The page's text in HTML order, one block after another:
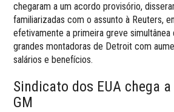
chegaram a um acordo provisório,
familiarizadas com o assunto à Reuters,
efetivamente a primeira greve simultânea
grandes montadoras de Detroit com
salários e benefícios.
Sindicato dos EUA chega
GM